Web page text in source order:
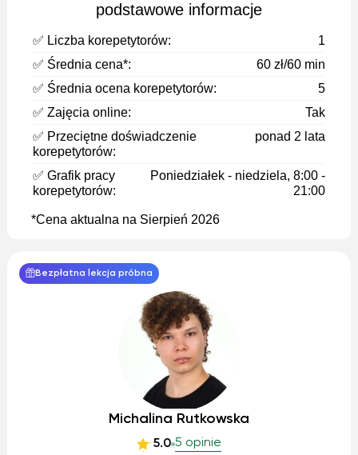
podstawowe informacje
✅ Liczba korepetytorów:
1
✅ Średnia cena*:
60 zł/60 min
✅ Średnia ocena korepetytorów:
5
✅ Zajęcia online:
Tak
✅ Przeciętne doświadczenie
korepetytorów:
ponad 2 lata
✅ Grafik pracy
korepetytorów:
Poniedziałek - niedziela, 8:00 -
21:00
*Cena aktualna na Sierpień 2026
Bezpłatna lekcja próbna
Michalina Rutkowska
5.0 5 opinie